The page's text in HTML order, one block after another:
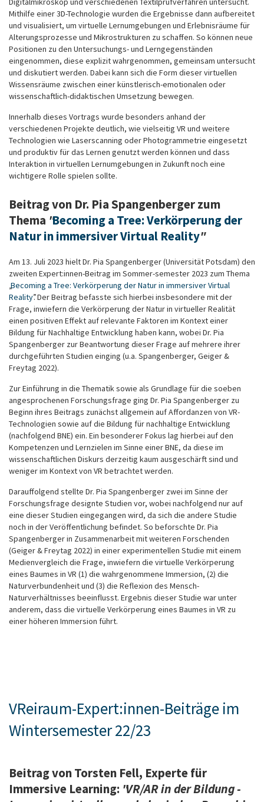
Mithilfe einer 3D-Technologie wurden die Ergebnisse dann aufbereitet
und visualisiert, um virtuelle Lernumgebungen und Erlebnisräume für
Alterungsprozesse und Mikrostrukturen zu schaffen. So können neue
Positionen zu den Untersuchungs- und Lerngegenständen
eingenommen, diese explizit wahrgenommen, gemeinsam untersucht
und diskutiert werden. Dabei kann sich die Form dieser virtuellen
Wissensräume zwischen einer künstlerisch-emotionalen oder
wissenschaftlich-didaktischen Umsetzung bewegen.
Innerhalb dieses Vortrags wurde besonders anhand der
verschiedenen Projekte deutlich, wie vielseitig VR und weitere
Technologien wie Laserscanning oder Photogrammetrie eingesetzt
und produktiv für das Lernen genutzt werden können und dass
Interaktion in virtuellen Lernumgebungen in Zukunft noch eine
wichtigere Rolle spielen sollte.
Beitrag von Dr. Pia Spangenberger zum
Thema "Becoming a Tree: Verkörperung der
Natur in immersiver Virtual Reality"
Am 13. Juli 2023 hielt Dr. Pia Spangenberger (Universität Potsdam) den
zweiten Expert:innen-Beitrag im Sommer-semester 2023 zum Thema
„Becoming a Tree: Verkörperung der Natur in immersiver Virtual
Reality”. Der Beitrag befasste sich hierbei insbesondere mit der
Frage, inwiefern die Verkörperung der Natur in virtueller Realität
einen positiven Effekt auf relevante Faktoren im Kontext einer
Bildung für Nachhaltige Entwicklung haben kann, wobei Dr. Pia
Spangenberger zur Beantwortung dieser Frage auf mehrere ihrer
durchgeführten Studien einging (u.a. Spangenberger, Geiger &
Freytag 2022).
Zur Einführung in die Thematik sowie als Grundlage für die soeben
angesprochenen Forschungsfrage ging Dr. Pia Spangenberger zu
Beginn ihres Beitrags zunächst allgemein auf Affordanzen von VR-
Technologien sowie auf die Bildung für nachhaltige Entwicklung
(nachfolgend BNE) ein. Ein besonderer Fokus lag hierbei auf den
Kompetenzen und Lernzielen im Sinne einer BNE, da diese im
wissenschaftlichen Diskurs derzeitig kaum ausgeschärft sind und
weniger im Kontext von VR betrachtet werden.
Darauffolgend stellte Dr. Pia Spangenberger zwei im Sinne der
Forschungsfrage designte Studien vor, wobei nachfolgend nur auf
eine dieser Studien eingegangen wird, da sich die andere Studie
noch in der Veröffentlichung befindet. So beforschte Dr. Pia
Spangenberger in Zusammenarbeit mit weiteren Forschenden
(Geiger & Freytag 2022) in einer experimentellen Studie mit einem
Medienvergleich die Frage, inwiefern die virtuelle Verkörperung
eines Baumes in VR (1) die wahrgenommene Immersion, (2) die
Naturverbundenheit und (3) die Reflexion des Mensch-
Naturverhältnisses beeinflusst. Ergebnis dieser Studie war unter
anderem, dass die virtuelle Verkörperung eines Baumes in VR zu
einer höheren Immersion führt.
VReiraum-Expert:innen-Beiträge im
Wintersemester 22/23
Beitrag von Torsten Fell, Experte für
Immersive Learning: "VR/AR in der Bildung -